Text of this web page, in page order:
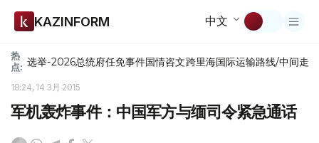
KAZINFORM 中文
热
点: 选举-2026总统府任免事件国情咨文跨里海国际运输路线/中间走廊
18:24, 14 3月 2015
军机轰炸事件：中国军方与缅司令紧急通话